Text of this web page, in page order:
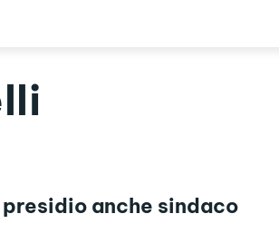
anche sindaco